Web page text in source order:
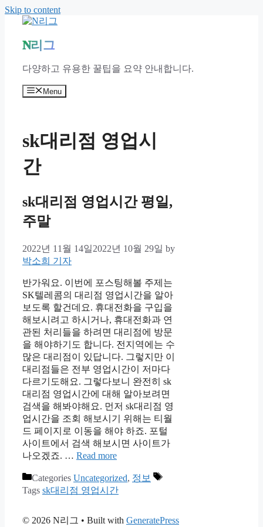
Skip to content
N리그
다양하고 유용한 꿀팁을 요약 안내합니다.
Menu
sk대리점 영업시
간
sk대리점 영업시간 평일,
주말
2022년 11월 14일2022년 10월 29일 by
박소희 기자
반가워요. 이번에 포스팅해볼 주제는
SK텔레콤의 대리점 영업시간을 알아
보도록 할건데요. 휴대전화을 구입을
해보시려고 하시거나, 휴대전화과 연
관된 처리들을 하려면 대리점에 방문
을 해야하기도 합니다. 전지역에는 수
많은 대리점이 있답니다. 그렇지만 이
대리점들은 전부 영업시간이 저마다
다르기도해요. 그렇다보니 완전히 sk
대리점 영업시간에 대해 알아보려면
검색을 해봐야해요. 먼저 sk대리점 영
업시간을 조회 해보시기 위해는 티월
드 페이지로 이동을 해야 하죠. 포털
사이트에서 검색 해보시면 사이트가
나오겠죠. … Read more
Categories Uncategorized, 정보
Tags sk대리점 영업시간
© 2026 N리그 • Built with GeneratePress